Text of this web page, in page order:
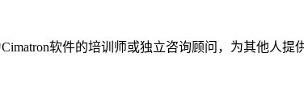
软件的培训师或独立咨询顾问，为其他人提